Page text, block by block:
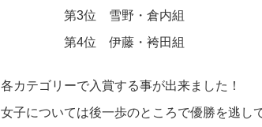
第3位 雪野・倉内組
第4位 伊藤・袴田組
各カテゴリーで入賞する事が出来ました！
女子については後一歩のところで優勝を逃し